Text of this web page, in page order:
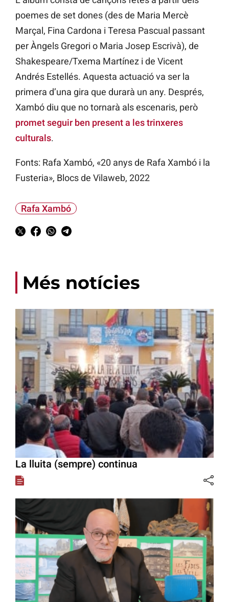
poemes de set dones (des de Maria Mercè
Marçal, Fina Cardona i Teresa Pascual passant
per Àngels Gregori o Maria Josep Escrivà), de
Shakespeare/Txema Martínez i de Vicent
Andrés Estellés. Aquesta actuació va ser la
primera d’una gira que durarà un any. Després,
Xambó diu que no tornarà als escenaris, però
promet seguir ben present a les trinxeres
culturals.
Fonts: Rafa Xambó, «20 anys de Rafa Xambó i la
Fusteria», Blocs de Vilaweb, 2022
Rafa Xambó
Més notícies
La lluita (sempre) continua